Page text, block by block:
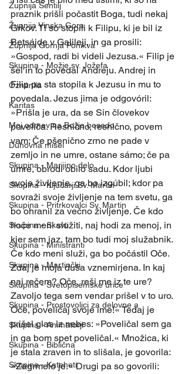
Župnija Šentilj
Župnija Vinska Gora
Župnija Gornja Ponikva
Skupina - Možje sv. Jožefa
Oznanila
Karitas
Moj odmev na Božjo besedo
Duhovna misel
Skupina - Marijino delo
Skupina - Ključarji Sv. Martin
Skupina - Pritrkovalci Sv. Martin
Skupina - Skavti
Skupina - Ministranti
Skupina - Martinčki
Skupina - Svetopisemske urice
Skupina - Prostovoljci za delovne a
Skupina - Animatorji
Skupina - Biblična
Skupina - Kateheti
praznik prišli počastit Boga, tudi nekaj
Grkov. Ti so stopili k Filipu, ki je bil iz
Betsájde v Galileji, in ga prosili:
»Gospod, radi bi videli Jezusa.« Filip je
šel in to povedal Andreju. Andrej in
Filip pa sta stopila k Jezusu in mu to
povedala. Jezus jima je odgovóril:
»Prišla je ura, da se Sin človekov
poveliča. Resnično, resnično, povem
vam: Če pšenično zrno ne pade v
zemljo in ne umre, ostane sámo; če pa
umre, obrodi obilo sadu. Kdor ljubi
svoje življenje, ga bo izgúbil; kdor pa
sovraži svoje življenje na tem svetu, ga
bo ohranil za večno življenje. Če kdo
hoče meni služiti, naj hodi za menoj, in
kjer sem jaz, tam bo tudi moj služabnik.
Če kdo meni služi, ga bo počástil Oče.
Zdaj je moja duša vznemirjena. In kaj
naj rečem? Oče, reši me iz te ure?
Zavoljo tega sem vendar prišel v to uro.
Oče, poveličaj svoje ime!« Tedaj je
prišel glas iz nebes: »Poveličal sem ga
in ga bom spet poveličal.« Množica, ki
je stala zraven in to slišala, je govorila:
»Zagrmelo je.« Drugi pa so govorili: